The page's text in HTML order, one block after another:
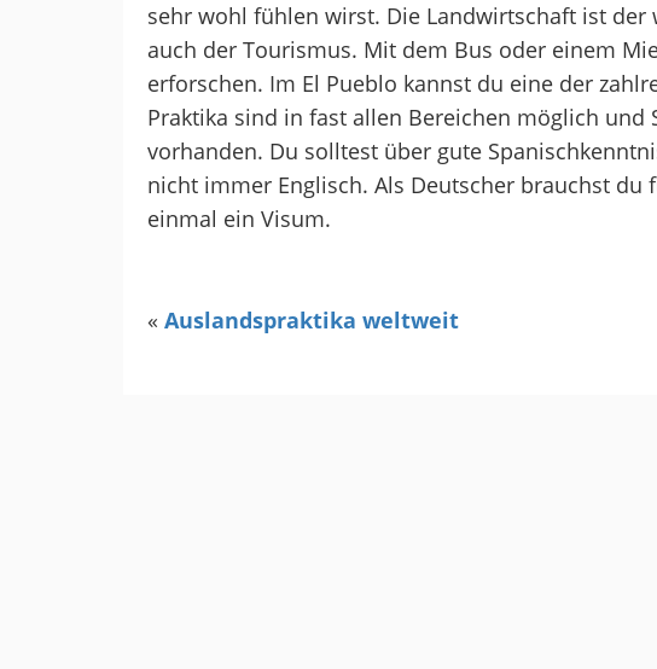
sehr wohl fühlen wirst. Die Landwirtschaft ist
auch der Tourismus. Mit dem Bus oder einem
erforschen. Im El Pueblo kannst du eine der
Praktika sind in fast allen Bereichen möglich und
vorhanden. Du solltest über gute
nicht immer Englisch. Als Deutscher brauchst du
einmal ein Visum.
« Auslandspraktika weltweit